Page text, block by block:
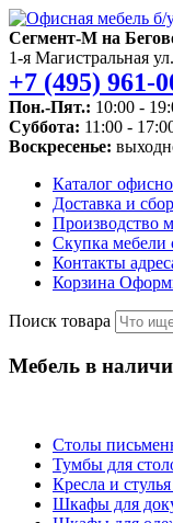
Сегмент-М на
1-я Магистральная
+7 (495) 961-
Пон.-Пят.: 10:00 -
Суббота: 11:00 -
Воскресенье:
Каталог
Доставка и
Производство
Скупка мебели
Контакты
Корзина
Поиск товара
Мебель в
Столы
Тумбы для
Кресла и
Шкафы для